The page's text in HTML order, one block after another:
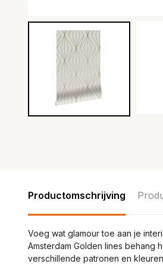
Productomschrijving
Voeg wat glamour toe aan je
Amsterdam Golden lines behang
verschillende patronen en